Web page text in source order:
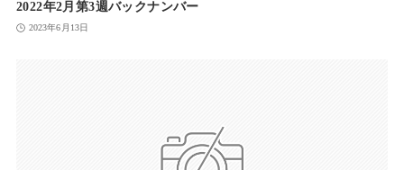
2022年2月第3週バックナンバー
2023年6月13日